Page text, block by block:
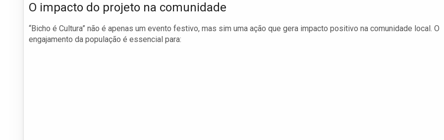
O impacto do projeto na comunidade
“Bicho é Cultura” não é apenas um evento festivo, mas sim uma ação que gera impacto positivo na comunidade local. O
engajamento da população é essencial para: